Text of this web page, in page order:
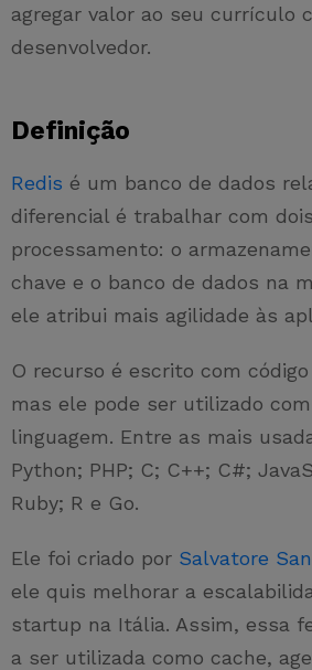
agregar valor ao seu currículo
desenvolvedor.
Definição
Redis é um banco de dados
diferencial é trabalhar com
processamento: o
chave e o banco de dados na
ele atribui mais agilidade às
O recurso é escrito com
mas ele pode ser utilizado
linguagem. Entre as mais
Python; PHP; C; C++; C#;
Ruby; R e Go.
Ele foi criado por Salvatore
ele quis melhorar a
startup na Itália. Assim, essa
a ser utilizada como cache,